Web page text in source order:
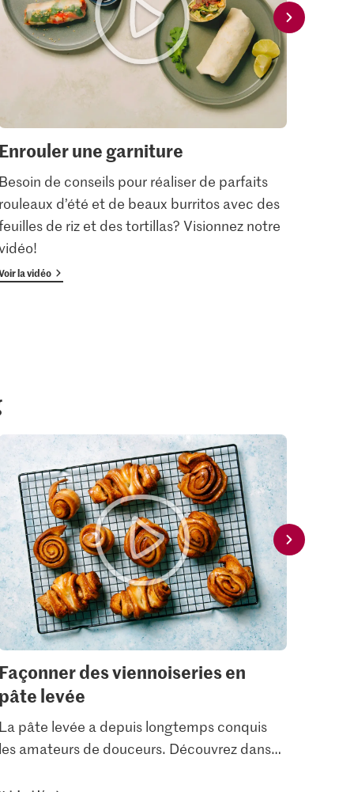
Enrouler une garniture
Besoin de conseils pour réaliser de parfaits
rouleaux d’été et de beaux burritos avec des
de riz et des tortillas? Visionnez notre
la vidéo
Façonner des viennoiseries en
pâte levée
La pâte levée a depuis longtemps conquis
les amateurs de douceurs. Découvrez dans…